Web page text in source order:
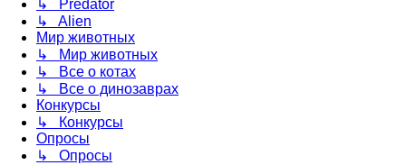
↳ Predator
↳ Alien
Мир животных
↳ Мир животных
↳ Все о котах
↳ Все о динозаврах
Конкурсы
↳ Конкурсы
Опросы
↳ Опросы